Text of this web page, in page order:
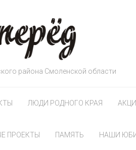
района Смоленской области
ЛЮДИ РОДНОГО КРАЯ
ПРОЕКТЫ ПАМЯТЬ НАШИ